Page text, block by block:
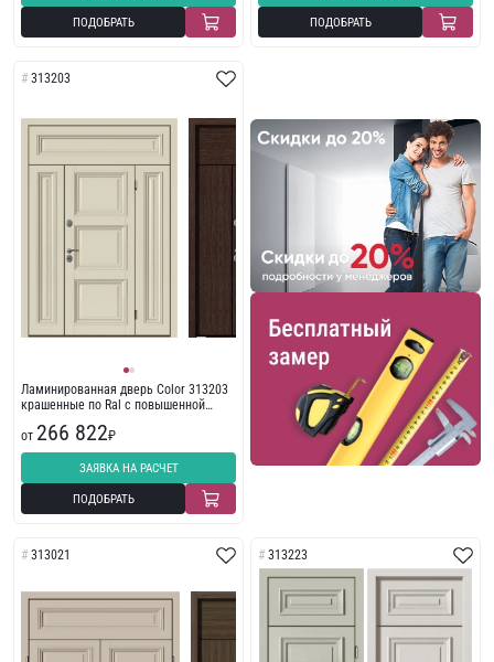
ПОДОБРАТЬ ПОДОБРАТЬ
313203
Ламинированная дверь Color 313203
крашенные по Ral с повышенной
от 266 822₽
ЗАЯВКА НА РАСЧЕТ
ПОДОБРАТЬ
313021 313223